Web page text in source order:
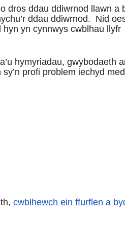
dros ddau ddiwrnod llawn a
ddau ddiwrnod. Nid
yn cynnwys cwblhau llyfr
hymyriadau, gwybodaeth
profi problem iechyd
cwblhewch ein ffurflen a